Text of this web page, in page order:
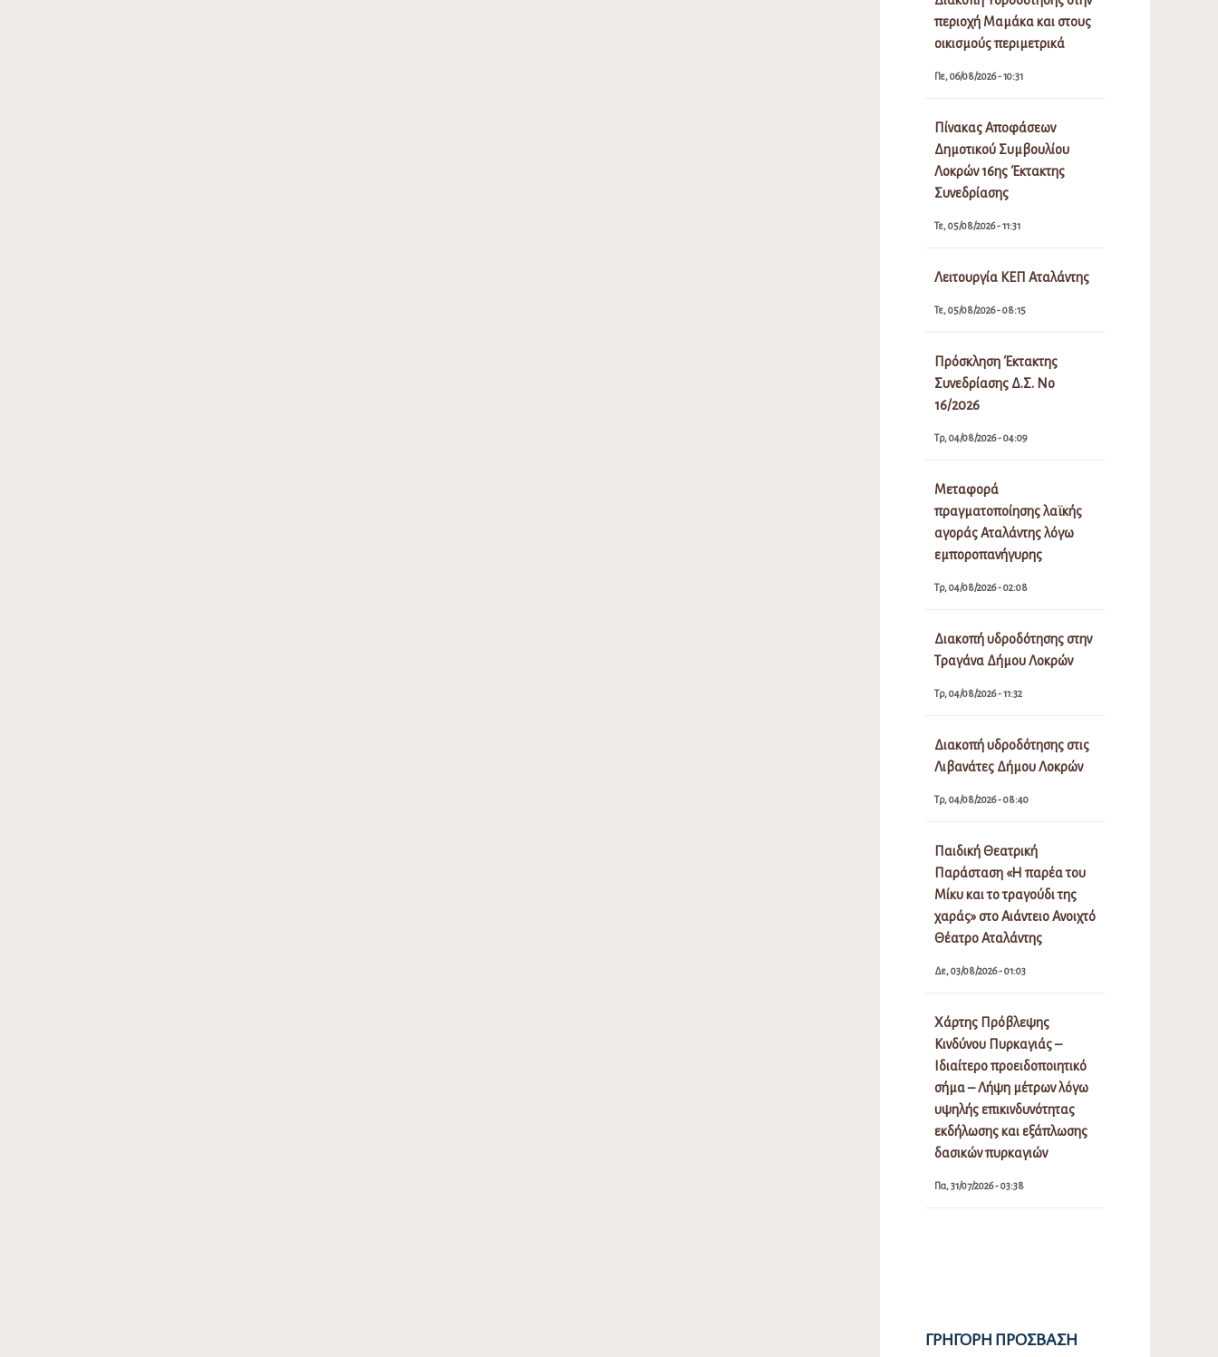
περιοχή Μαμάκα και στους
οικισμούς περιμετρικά
Πε, 06/08/2026 - 10:31
Πίνακας Αποφάσεων
Δημοτικού Συμβουλίου
Λοκρών 16ης Έκτακτης
Συνεδρίασης
Τε, 05/08/2026 - 11:31
Λειτουργία ΚΕΠ Αταλάντης
Τε, 05/08/2026 - 08:15
Πρόσκληση Έκτακτης
Συνεδρίασης Δ.Σ. Νο
16/2026
Τρ, 04/08/2026 - 04:09
Μεταφορά
πραγματοποίησης λαϊκής
αγοράς Αταλάντης λόγω
εμποροπανήγυρης
Τρ, 04/08/2026 - 02:08
Διακοπή υδροδότησης στην
Τραγάνα Δήμου Λοκρών
Τρ, 04/08/2026 - 11:32
Διακοπή υδροδότησης στις
Λιβανάτες Δήμου Λοκρών
Τρ, 04/08/2026 - 08:40
Παιδική Θεατρική
Παράσταση «Η παρέα του
Μίκυ και το τραγούδι της
χαράς» στο Αιάντειο Ανοιχτό
Θέατρο Αταλάντης
Δε, 03/08/2026 - 01:03
Χάρτης Πρόβλεψης
Κινδύνου Πυρκαγιάς –
Ιδιαίτερο προειδοποιητικό
σήμα – Λήψη μέτρων λόγω
υψηλής επικινδυνότητας
εκδήλωσης και εξάπλωσης
δασικών πυρκαγιών
Πα, 31/07/2026 - 03:38
ΓΡΉΓΟΡΗ ΠΡΌΣΒΑΣΗ